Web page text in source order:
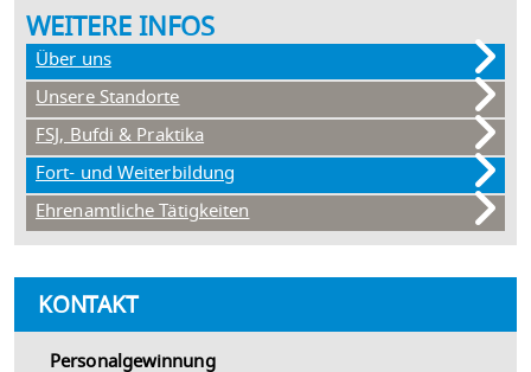
WEITERE INFOS
Über uns
Unsere Standorte
FSJ, Bufdi & Praktika
Fort- und Weiterbildung
Ehrenamtliche Tätigkeiten
KONTAKT
Personalgewinnung